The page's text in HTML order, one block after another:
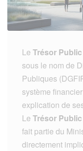
Le Trésor Public
sous le nom de
Publiques
système
explication de
Le Trésor Public
fait partie du
directement